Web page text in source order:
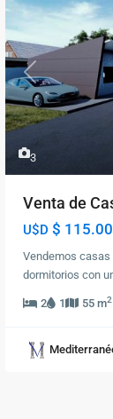
3
Previous
Venta de
U$D $
Vendemos casas
dormitorios con
2 1 55 m2